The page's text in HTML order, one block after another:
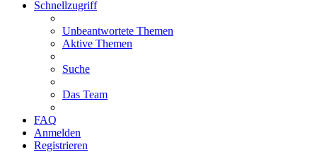
Schnellzugriff
Unbeantwortete Themen
Aktive Themen
Suche
Das Team
FAQ
Anmelden
Registrieren